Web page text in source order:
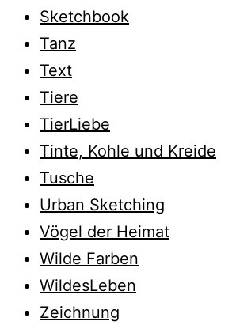
Sketchbook
Tanz
Text
Tiere
TierLiebe
Tinte, Kohle und Kreide
Tusche
Urban Sketching
Vögel der Heimat
Wilde Farben
WildesLeben
Zeichnung